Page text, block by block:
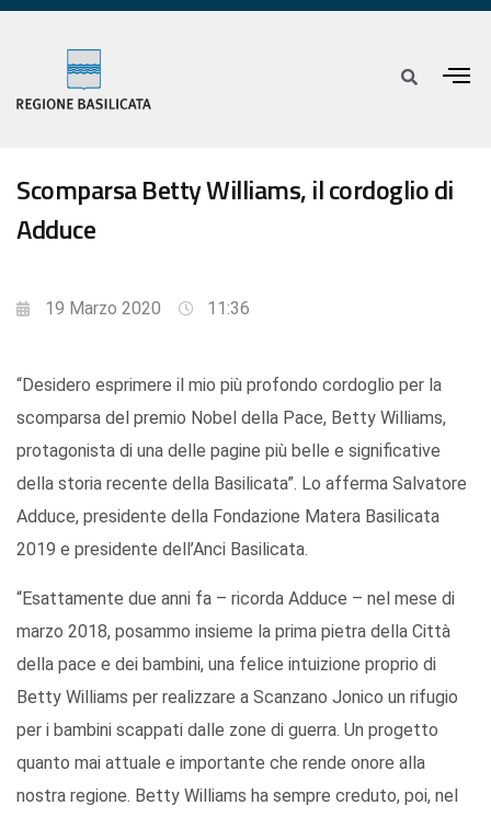
Scomparsa Betty Williams, il cordoglio di
Adduce
19 Marzo 2020 11:36
“Desidero esprimere il mio più profondo cordoglio per la
scomparsa del premio Nobel della Pace, Betty Williams,
protagonista di una delle pagine più belle e significative
della storia recente della Basilicata”. Lo afferma Salvatore
Adduce, presidente della Fondazione Matera Basilicata
2019 e presidente dell’Anci Basilicata.
“Esattamente due anni fa – ricorda Adduce – nel mese di
marzo 2018, posammo insieme la prima pietra della Città
della pace e dei bambini, una felice intuizione proprio di
Betty Williams per realizzare a Scanzano Jonico un rifugio
per i bambini scappati dalle zone di guerra. Un progetto
quanto mai attuale e importante che rende onore alla
nostra regione. Betty Williams ha sempre creduto, poi, nel